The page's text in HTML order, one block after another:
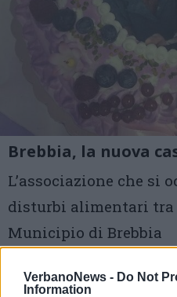
VerbanoNews - Do Not
Information
Brebbia, la nuova
L’associazione che si
disturbi alimentari tra
Municipio di Brebbia
1